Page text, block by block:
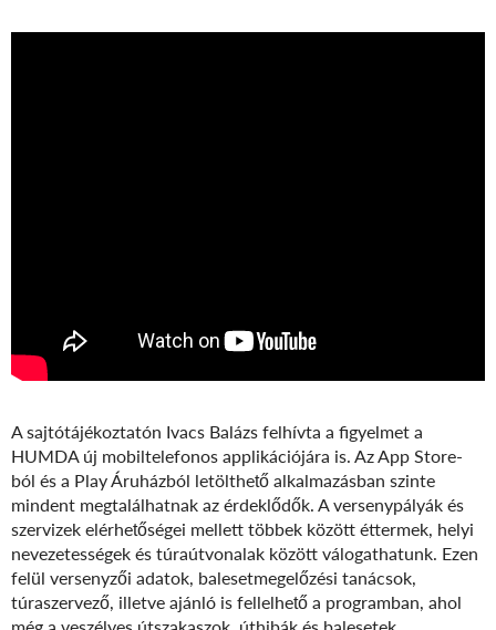
A sajtótájékoztatón Ivacs Balázs felhívta a figyelmet a
HUMDA új mobiltelefonos applikációjára is. Az App Store-
ból és a Play Áruházból letölthető alkalmazásban szinte
mindent megtalálhatnak az érdeklődők. A versenypályák és
szervizek elérhetőségei mellett többek között éttermek, helyi
nevezetességek és túraútvonalak között válogathatunk. Ezen
felül versenyzői adatok, balesetmegelőzési tanácsok,
túraszervező, illetve ajánló is fellelhető a programban, ahol